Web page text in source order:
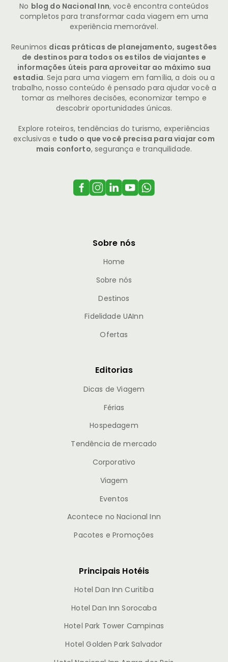
No blog do Nacional Inn, você encontra conteúdos
completos para transformar cada viagem em uma
experiência memorável.
Reunimos dicas práticas de planejamento, sugestões
de destinos para todos os estilos de viajantes e
informações úteis para aproveitar ao máximo sua
estadia. Seja para uma viagem em família, a dois ou a
trabalho, nosso conteúdo é pensado para ajudar você a
tomar as melhores decisões, economizar tempo e
descobrir oportunidades únicas.
Explore roteiros, tendências do turismo, experiências
exclusivas e tudo o que você precisa para viajar com
mais conforto, segurança e tranquilidade.
Sobre nós
Home
Sobre nós
Destinos
Fidelidade UAInn
Ofertas
Editorias
Dicas de Viagem
Férias
Hospedagem
Tendência de mercado
Corporativo
Viagem
Eventos
Acontece no Nacional Inn
Pacotes e Promoções
Principais Hotéis
Hotel Dan Inn Curitiba
Hotel Dan Inn Sorocaba
Hotel Park Tower Campinas
Hotel Golden Park Salvador